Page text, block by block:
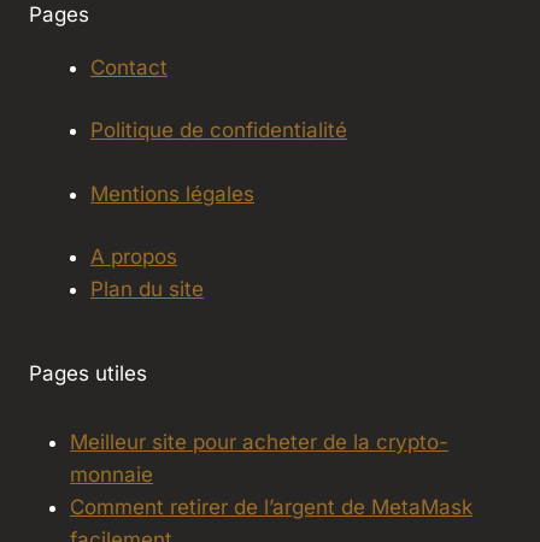
Pages
Contact
Politique de confidentialité
Mentions légales
A propos
Plan du site
Pages utiles
Meilleur site pour acheter de la crypto-
monnaie
Comment retirer de l’argent de MetaMask